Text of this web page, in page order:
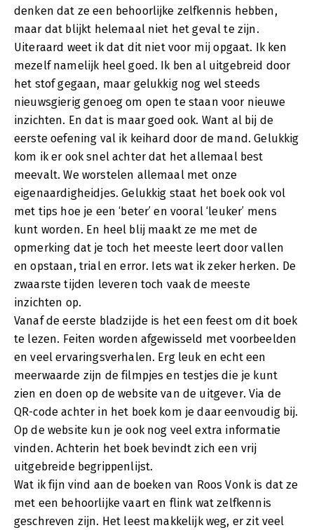
denken dat ze een behoorlijke zelfkennis hebben,
maar dat blijkt helemaal niet het geval te zijn.
Uiteraard weet ik dat dit niet voor mij opgaat. Ik ken
mezelf namelijk heel goed. Ik ben al uitgebreid door
het stof gegaan, maar gelukkig nog wel steeds
nieuwsgierig genoeg om open te staan voor nieuwe
inzichten. En dat is maar goed ook. Want al bij de
eerste oefening val ik keihard door de mand. Gelukkig
kom ik er ook snel achter dat het allemaal best
meevalt. We worstelen allemaal met onze
eigenaardigheidjes. Gelukkig staat het boek ook vol
met tips hoe je een ‘beter’ en vooral ‘leuker’ mens
kunt worden. En heel blij maakt ze me met de
opmerking dat je toch het meeste leert door vallen
en opstaan, trial en error. Iets wat ik zeker herken. De
zwaarste tijden leveren toch vaak de meeste
inzichten op.
Vanaf de eerste bladzijde is het een feest om dit boek
te lezen. Feiten worden afgewisseld met voorbeelden
en veel ervaringsverhalen. Erg leuk en echt een
meerwaarde zijn de filmpjes en testjes die je kunt
zien en doen op de website van de uitgever. Via de
QR-code achter in het boek kom je daar eenvoudig bij.
Op de website kun je ook nog veel extra informatie
vinden. Achterin het boek bevindt zich een vrij
uitgebreide begrippenlijst.
Wat ik fijn vind aan de boeken van Roos Vonk is dat ze
met een behoorlijke vaart en flink wat zelfkennis
geschreven zijn. Het leest makkelijk weg, er zit veel